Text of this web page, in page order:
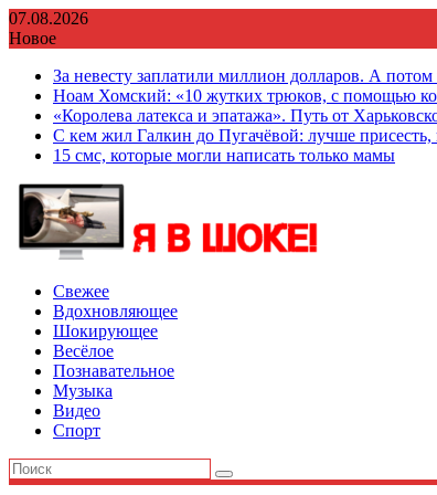
Перейти
к
07.08.2026
Новое
За невесту заплатили миллион долларов. А
Ноам Хомский: «10 жутких трюков, с помощью
«Королева латекса и эпатажа». Путь от
С кем жил Галкин до Пугачёвой: лучше присесть,
15 смс, которые могли написать только мамы
Свежее
Вдохновляющее
Шокирующее
Весёлое
Познавательное
Музыка
Видео
Спорт